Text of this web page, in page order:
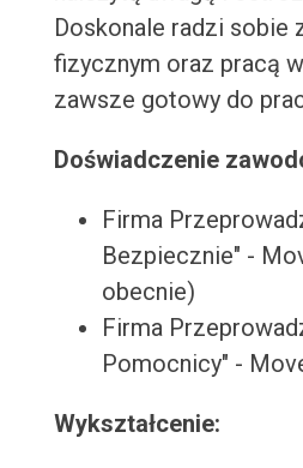
Doskonale radzi sobie
fizycznym oraz pracą
zawsze gotowy do
Doświadczenie
Firma
Bezpiecznie" -
obecnie)
Firma
Pomocnicy" -
Wykształcenie: